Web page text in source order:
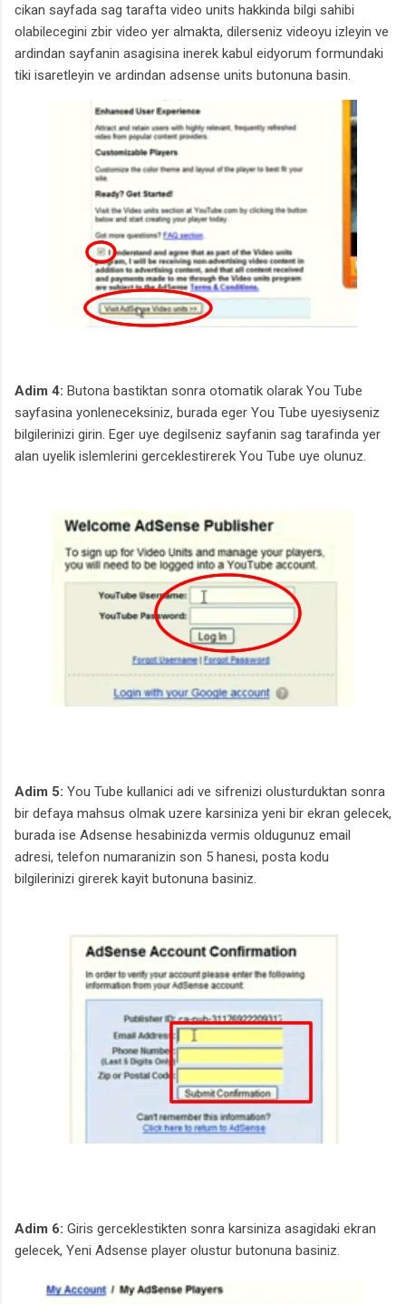
cikan sayfada sag tarafta video units hakkinda bilgi sahibi
olabilecegini zbir video yer almakta, dilerseniz videoyu izleyin ve
ardindan sayfanin asagisina inerek kabul eidyorum formundaki
tiki isaretleyin ve ardindan adsense units butonuna basin.
Adim 4: Butona bastiktan sonra otomatik olarak You Tube
sayfasina yonleneceksiniz, burada eger You Tube uyesiyseniz
bilgilerinizi girin. Eger uye degilseniz sayfanin sag tarafinda yer
alan uyelik islemlerini gerceklestirerek You Tube uye olunuz.
Adim 5: You Tube kullanici adi ve sifrenizi olusturduktan sonra
bir defaya mahsus olmak uzere karsiniza yeni bir ekran gelecek,
burada ise Adsense hesabinizda vermis oldugunuz email
adresi, telefon numaranizin son 5 hanesi, posta kodu
bilgilerinizi girerek kayit butonuna basiniz.
Adim 6: Giris gerceklestikten sonra karsiniza asagidaki ekran
gelecek, Yeni Adsense player olustur butonuna basiniz.